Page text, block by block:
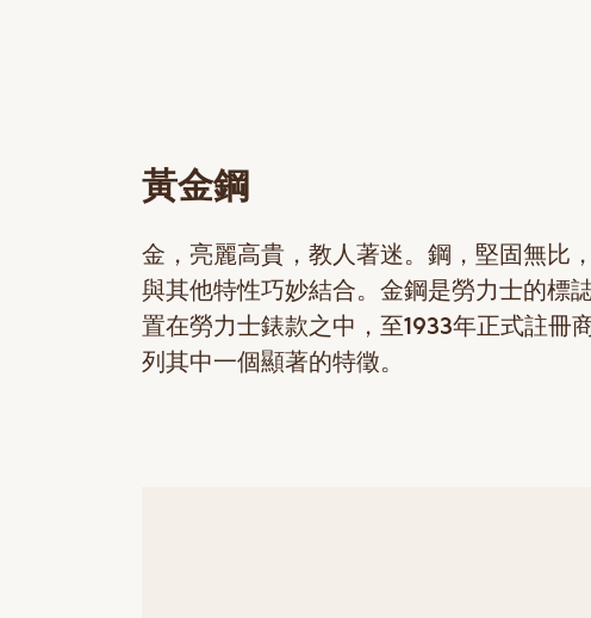
黃金鋼
金，亮麗高貴，教人著迷。鋼，堅固無比
與其他特性巧妙結合。金鋼是勞力士的標
置在勞力士錶款之中，至1933年正式註冊
列其中一個顯著的特徵。